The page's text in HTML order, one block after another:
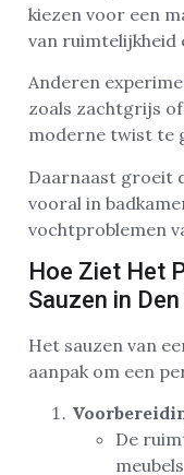
kiezen voor een
van ruimtelijkheid
Anderen
zoals zachtgrijs
moderne twist te
Daarnaast groeit
vooral in
vochtproblemen
Hoe Ziet Het
Sauzen in
Het sauzen van
aanpak om een
De